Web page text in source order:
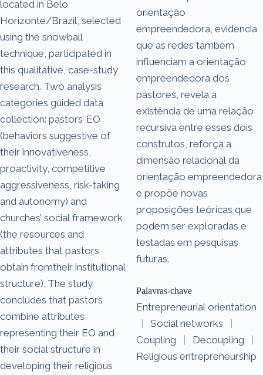
located in Belo
Horizonte/Brazil, selected
using the snowball
technique, participated in
this qualitative, case-study
research. Two analysis
categories guided data
collection: pastors’ EO
(behaviors suggestive of
their innovativeness,
proactivity, competitive
aggressiveness, risk-taking
and autonomy) and
churches’ social framework
(the resources and
attributes that pastors
obtain fromtheir institutional
structure). The study
concludes that pastors
combine attributes
representing their EO and
their social structure in
developing their religious
orientação
empreendedora, evidencia
que as redes também
influenciam a orientação
empreendedora dos
pastores, revela a
existência de uma relação
recursiva entre esses dois
construtos, reforça a
dimensão relacional da
orientação empreendedora
e propõe novas
proposições teóricas que
podem ser exploradas e
testadas em pesquisas
futuras.
Palavras-chave
Entrepreneurial orientation
|
Social networks
|
Coupling
| Decoupling
|
Religious entrepreneurship